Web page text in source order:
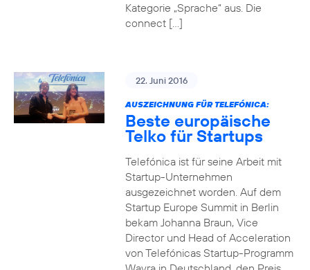
Kategorie „Sprache“ aus. Die
connect […]
22. Juni 2016
AUSZEICHNUNG FÜR TELEFÓNICA:
Beste europäische
Telko für Startups
Telefónica ist für seine Arbeit mit
Startup-Unternehmen
ausgezeichnet worden. Auf dem
Startup Europe Summit in Berlin
bekam Johanna Braun, Vice
Director und Head of Acceleration
von Telefónicas Startup-Programm